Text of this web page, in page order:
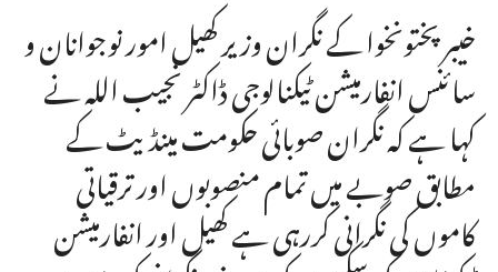
خیبر پختونخوا کے نگران وزیر کھیل امور نوجوانان و
سائنس انفارمیشن ٹیکنالوجی ڈاکٹر نجیب اللہ نے
کہا ہے کہ نگران صوبائی حکومت مینڈیٹ کے
مطابق صوبے میں تمام منصوبوں اور ترقیاتی
کاموں کی نگرانی کررہی ہے کھیل اور انفارمیشن